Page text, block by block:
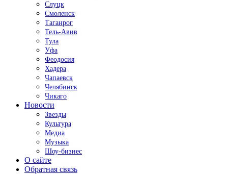
Слуцк
Смоленск
Таганрог
Тель-Авив
Тула
Уфа
Феодосия
Хадера
Чапаевск
Челябинск
Чикаго
Новости
Звезды
Культура
Медиа
Музыка
Шоу-бизнес
О сайте
Обратная связь